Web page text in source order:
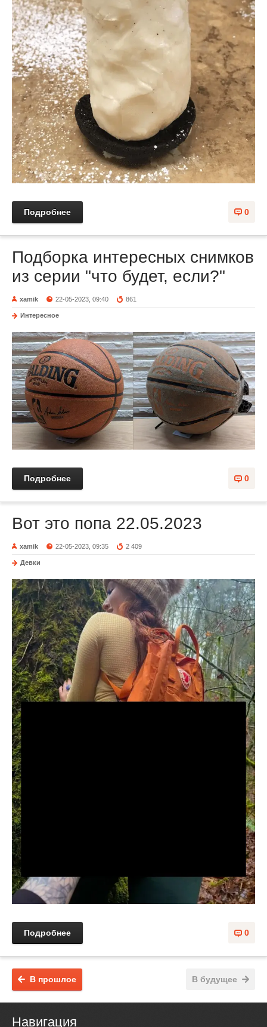
0
Подробнее
Подборка интересных снимков
из серии "что будет, если?"
xamik 22-05-2023, 09:40 861
Интересное
0
Подробнее
Вот это попа 22.05.2023
xamik 22-05-2023, 09:35 2 409
Девки
0
Подробнее
В будущее
В прошлое
Навигация